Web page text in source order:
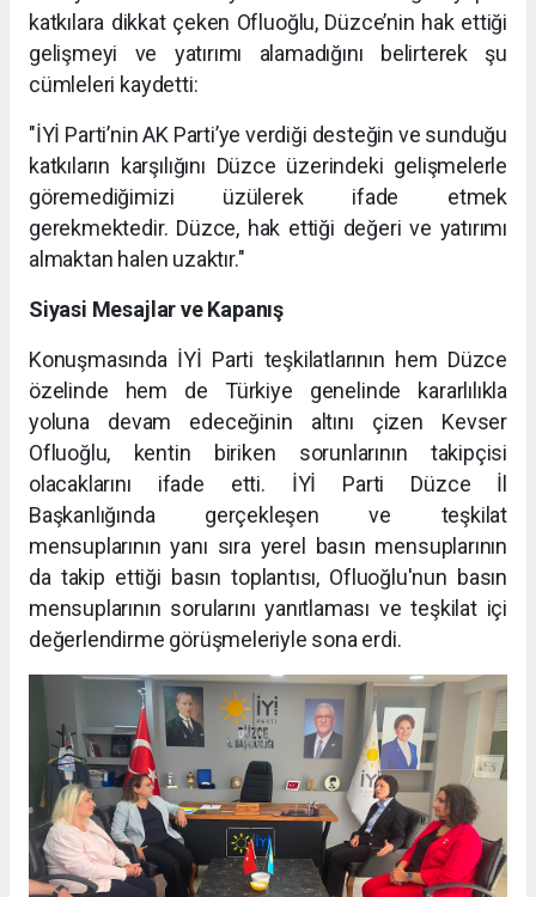
katkılara dikkat çeken Ofluoğlu, Düzce’nin hak ettiği
gelişmeyi ve yatırımı alamadığını belirterek şu
cümleleri kaydetti:
"İYİ Parti’nin AK Parti’ye verdiği desteğin ve sunduğu
katkıların karşılığını Düzce üzerindeki gelişmelerle
göremediğimizi üzülerek ifade etmek
gerekmektedir. Düzce, hak ettiği değeri ve yatırımı
almaktan halen uzaktır."
Siyasi Mesajlar ve Kapanış
Konuşmasında İYİ Parti teşkilatlarının hem Düzce
özelinde hem de Türkiye genelinde kararlılıkla
yoluna devam edeceğinin altını çizen Kevser
Ofluoğlu, kentin biriken sorunlarının takipçisi
olacaklarını ifade etti. İYİ Parti Düzce İl
Başkanlığında gerçekleşen ve teşkilat
mensuplarının yanı sıra yerel basın mensuplarının
da takip ettiği basın toplantısı, Ofluoğlu'nun basın
mensuplarının sorularını yanıtlaması ve teşkilat içi
değerlendirme görüşmeleriyle sona erdi.